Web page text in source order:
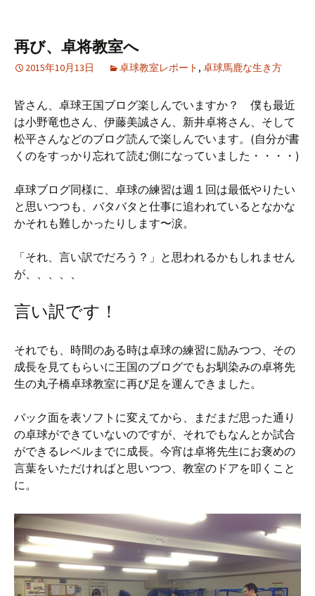
再び、卓将教室へ
2015年10月13日 卓球教室レポート , 卓球馬鹿な生き方
皆さん、卓球王国ブログ楽しんでいますか？ 僕も最近
は小野竜也さん、伊藤美誠さん、新井卓将さん、そして
松平さんなどのブログ読んで楽しんでいます。(自分が書
くのをすっかり忘れて読む側になっていました・・・・)
卓球ブログ同様に、卓球の練習は週１回は最低やりたい
と思いつつも、バタバタと仕事に追われているとなかな
かそれも難しかったりします〜涙。
「それ、言い訳でだろう？」と思われるかもしれません
が、、、、、
言い訳です！
それでも、時間のある時は卓球の練習に励みつつ、その
成長を見てもらいに王国のブログでもお馴染みの卓将先
生の丸子橋卓球教室に再び足を運んできました。
バック面を表ソフトに変えてから、まだまだ思った通り
の卓球ができていないのですが、それでもなんとか試合
ができるレベルまでに成長。今宵は卓将先生にお褒めの
言葉をいただければと思いつつ、教室のドアを叩くこと
に。